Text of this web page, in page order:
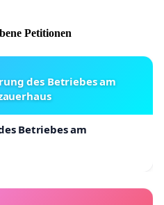
Petitionen
des Betriebes am
Betriebes am